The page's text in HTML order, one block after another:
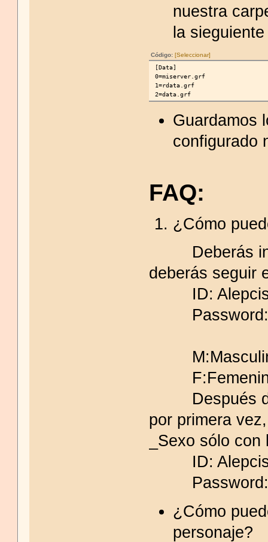
nuestra
la
Código:[Seleccionar]
[Data]
0=miserver.grf
1=rdata.grf
2=data.grf
Guardamos
configurado
FAQ:
¿Cómo
Deberás
deberás seguir
ID:
Password:
Después de
por primera
_Sexo sólo con
ID:
Password:
¿Cómo
personaje?